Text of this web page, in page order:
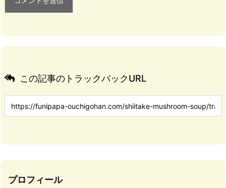
この記事のトラックバックURL
プロフィール